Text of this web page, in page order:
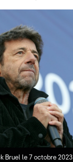
Bruel le 7 octobre 2023